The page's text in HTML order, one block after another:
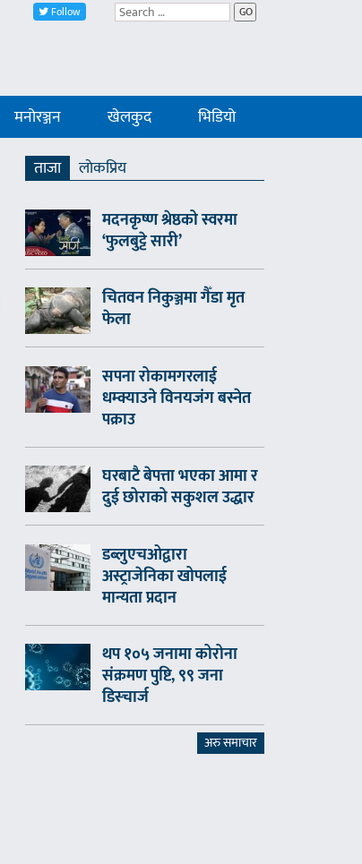
Follow GO
मनोरञ्जन खेलकुद भिडियो
ताजा
लाेकप्रिय
मदनकृष्ण श्रेष्ठको स्वरमा
‘फुलबुट्टे सारी’
चितवन निकुञ्जमा गैँडा मृत
फेला
सपना रोकामगरलाई
धम्क्याउने विनयजंग बस्नेत
पक्राउ
घरबाटै बेपत्ता भएका आमा र
दुई छोराको सकुशल उद्धार
डब्लुएचओद्वारा
अस्ट्राजेनिका खोपलाई
मान्यता प्रदान
थप १०५ जनामा कोरोना
संक्रमण पुष्टि, ९९ जना
डिस्चार्ज
अरु समाचार